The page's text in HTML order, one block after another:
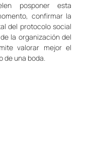
posponer esta
confirmar la
del protocolo social
la organización del
valorar mejor el
de una boda.